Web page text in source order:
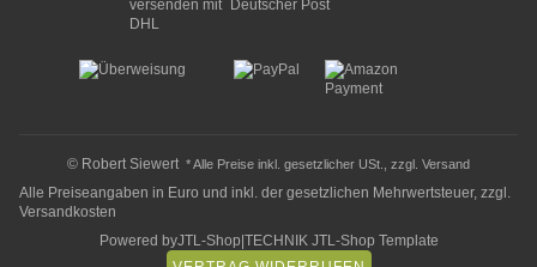
© Robert Siewert* Alle Preise inkl. gesetzlicher USt., zzgl. Versand
Alle Preiseangaben in Euro und inkl. der gesetzlichen Mehrwertsteuer, zzgl.
Versandkosten
Powered byJTL-Shop TECHNIK JTL-Shop Template